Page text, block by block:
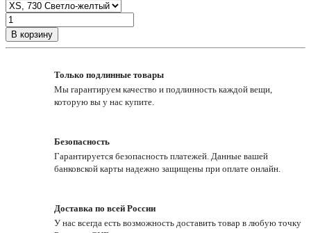
В корзину
Только подлинные товары
Мы гарантируем качество и подлинность каждой вещи,
которую вы у нас купите.
Безопасность
Гарантируется безопасность платежей. Данные вашей
банковской карты надежно защищены при оплате онлайн.
Доставка по всей России
У нас всегда есть возможность доставить товар в любую точку